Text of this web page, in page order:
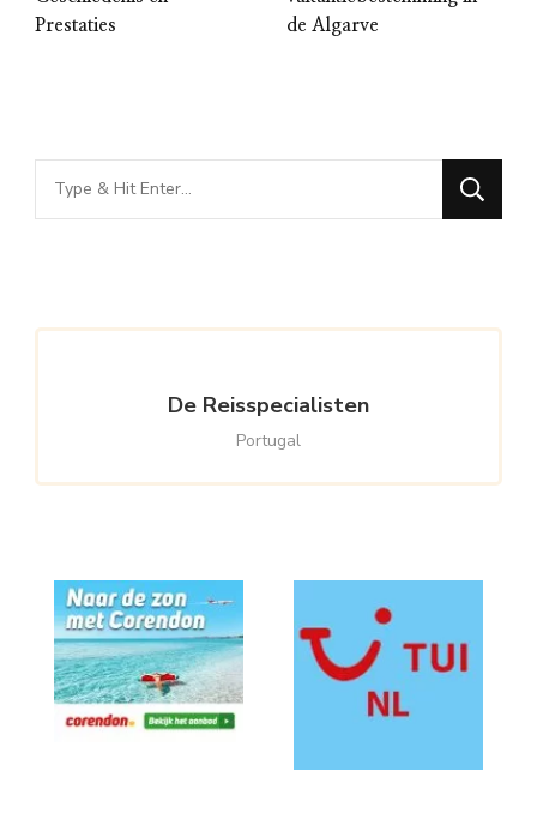
Prestaties
de Algarve
Looking
for
De Reisspecialisten
Portugal